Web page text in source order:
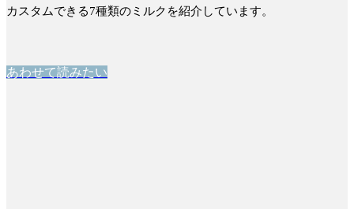
カスタムできる7種類のミルクを紹介しています。
あわせて読みたい